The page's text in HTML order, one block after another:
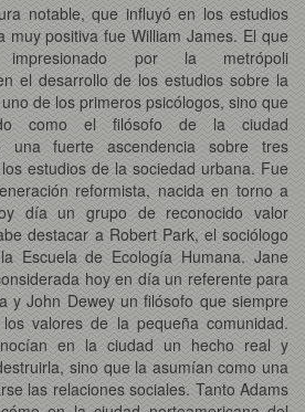
notable, que influyó en los estudios
muy positiva fue William James. El que
impresionado por la metrópoli
el desarrollo de los estudios sobre la
de los primeros psicólogos, sino que
como el filósofo de la ciudad
una fuerte ascendencia sobre tres
estudios de la sociedad urbana. Fue
reformista, nacida en torno a
día un grupo de reconocido valor
destacar a Robert Park, el sociólogo
Escuela de Ecología Humana. Jane
hoy en día un referente para
y John Dewey un filósofo que siempre
valores de la pequeña comunidad.
en la ciudad un hecho real y
sino que la asumían como una
las relaciones sociales. Tanto Adams